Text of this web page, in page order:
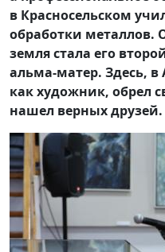
в Красносельском
обработки металлов.
земля стала его
альма-матер. Здесь, в
как художник, обрел
нашел верных друзей.